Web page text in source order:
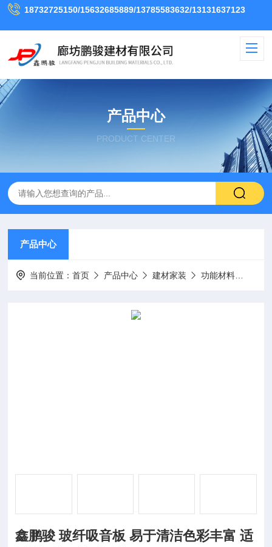
18732725150/15632685889/13785583632/13131637123
产品中心
PRODUCT CENTER
产品中心
当前位置：首页 产品中心 建材家装 功能材料
鑫鹏骏 玻纤吸音板 易于清洁色彩丰富 适